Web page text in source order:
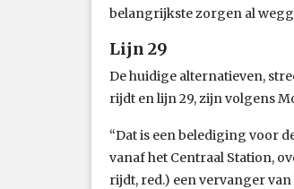
belangrijkste zorgen al
Lijn 29
De huidige alternatieven,
rijdt en lijn 29, zijn volgens
“Dat is een belediging voor
vanaf het Centraal Station,
rijdt, red.) een vervanger